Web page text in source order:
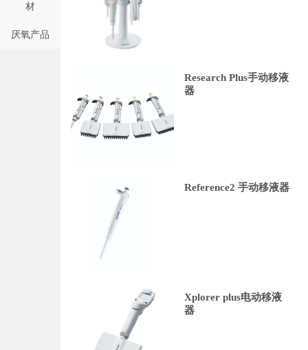
材
厌氧产品
Research Plus手动移液
器
Reference2 手动移液器
Xplorer plus电动移液
器